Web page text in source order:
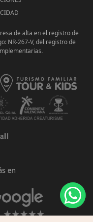
de alta en el registro de
NR-267-V, del registro de
en